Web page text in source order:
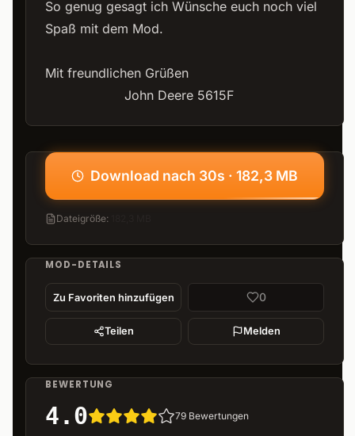
So genug gesagt ich Wünsche euch noch viel
Spaß mit dem Mod.
Mit freundlichen Grüßen
John Deere 5615F
Download nach 30s · 182,3 MB
Dateigröße:
MOD-DETAILS
Zu Favoriten hinzufügen 0
Teilen Melden
BEWERTUNG
4.0 79 Bewertungen